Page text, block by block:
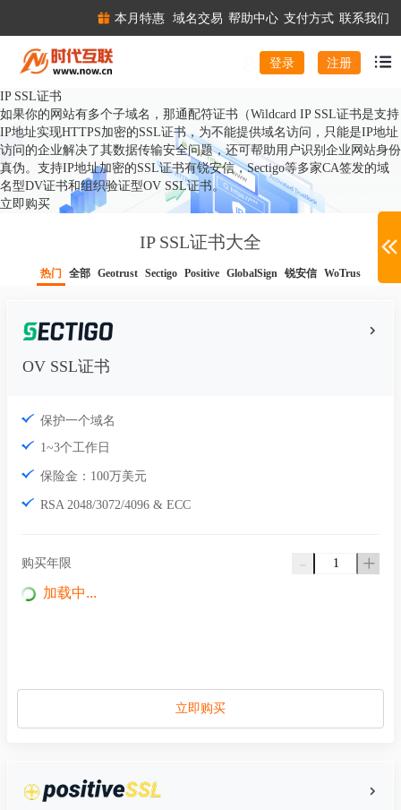
本月特惠 域名交易 帮助中心 支付方式 联系我们
登录 注册
IP SSL证书
如果你的网站有多个子域名，那通配符证书（Wildcard IP SSL证书是支持
IP地址实现HTTPS加密的SSL证书，为不能提供域名访问，只能是IP地址
访问的企业解决了其数据传输安全问题，还可帮助用户识别企业网站身份
真伪。支持IP地址加密的SSL证书有锐安信，Sectigo等多家CA签发的域
名型DV证书和组织验证型OV SSL证书。
立即购买
IP SSL证书大全
热门 全部 Geotrust Sectigo Positive GlobalSign 锐安信 WoTrus
OV SSL证书
保护一个域名
1~3个工作日
保险金：100万美元
RSA 2048/3072/4096 & ECC
购买年限 +
加载中...
立即购买